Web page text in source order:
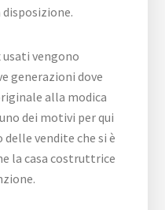
vengono
generazioni dove
alla modica
dei motivi per qui
vendite che si è
la casa costruttrice